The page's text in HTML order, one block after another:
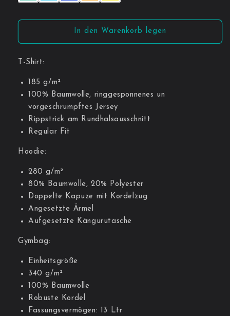
In den Warenkorb legen
T-Shirt:
185 g/m²
100% Baumwolle, ringgesponnenes un
vorgeschrumpftes Jersey
Rippstrick am Rundhalsausschnitt
Regular Fit
Hoodie:
280 g/m²
80% Baumwolle, 20% Polyester
Doppelte Kapuze mit Kordelzug
Angesetzte Ärmel
Aufgesetzte Kängurutasche
Gymbag:
Einheitsgröße
340 g/m²
100% Baumwolle
Robuste Kordel
Fassungsvermögen: 13 Ltr